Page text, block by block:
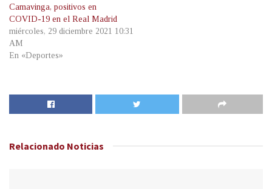
Camavinga, positivos en
COVID-19 en el Real Madrid
miércoles, 29 diciembre 2021 10:31
AM
En «Deportes»
Relacionado Noticias